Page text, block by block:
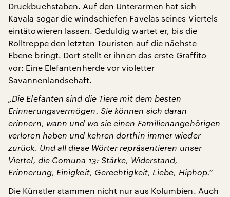
Druckbuchstaben. Auf den Unterarmen hat sich
Kavala sogar die windschiefen Favelas seines Viertels
eintätowieren lassen. Geduldig wartet er, bis die
Rolltreppe den letzten Touristen auf die nächste
Ebene bringt. Dort stellt er ihnen das erste Graffito
vor: Eine Elefantenherde vor violetter
Savannenlandschaft.
„Die Elefanten sind die Tiere mit dem besten
Erinnerungsvermögen. Sie können sich daran
erinnern, wann und wo sie einen Familienangehörigen
verloren haben und kehren dorthin immer wieder
zurück. Und all diese Wörter repräsentieren unser
Viertel, die Comuna 13: Stärke, Widerstand,
Erinnerung, Einigkeit, Gerechtigkeit, Liebe, Hiphop.“
Die Künstler stammen nicht nur aus Kolumbien. Auch